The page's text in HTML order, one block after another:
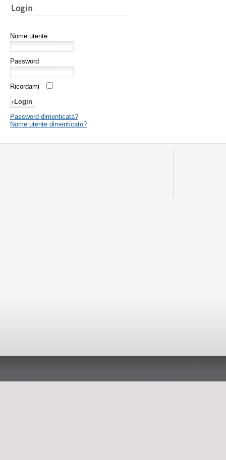
Login
Nome utente
Password
Ricordami
Password dimenticata?
Nome utente dimenticato?